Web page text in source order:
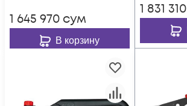
1 645 970 сум
В корзину
1 831 310